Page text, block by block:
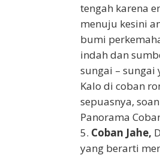
tengah karena
menuju kesini
bumi
indah dan
sungai – sungai
Kalo di coban
sepuasnya,
Panorama
Coban Jahe,
yang berarti